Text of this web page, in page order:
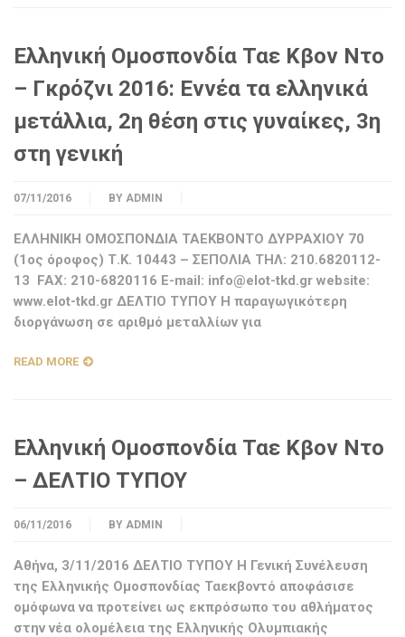
Ελληνική Ομοσπονδία Ταε Κβον Ντο
– Γκρόζνι 2016: Εννέα τα ελληνικά
μετάλλια, 2η θέση στις γυναίκες, 3η
στη γενική
07/11/2016 BY ADMIN
ΕΛΛΗΝΙΚΗ ΟΜΟΣΠΟΝΔΙΑ ΤΑΕΚΒΟΝΤΟ ΔΥΡΡΑΧΙΟΥ 70
(1ος όροφος) Τ.Κ. 10443 – ΣΕΠΟΛΙΑ ΤΗΛ: 210.6820112-
13 FAX: 210-6820116 E-mail: info@elot-tkd.gr website:
www.elot-tkd.gr ΔΕΛΤΙΟ ΤΥΠΟΥ Η παραγωγικότερη
διοργάνωση σε αριθμό μεταλλίων για
READ MORE
Ελληνική Ομοσπονδία Ταε Κβον Ντο
– ΔΕΛΤΙΟ ΤΥΠΟΥ
06/11/2016 BY ADMIN
Αθήνα, 3/11/2016 ΔΕΛΤΙΟ ΤΥΠΟΥ Η Γενική Συνέλευση
της Ελληνικής Ομοσπονδίας Ταεκβοντό αποφάσισε
ομόφωνα να προτείνει ως εκπρόσωπο του αθλήματος
στην νέα ολομέλεια της Ελληνικής Ολυμπιακής